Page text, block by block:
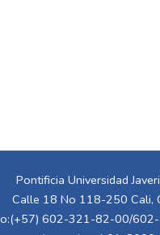
inadecuada,
planificación.
de gestión de
Pontificia Universidad
Calle 18 No 118-250 Cali,
602-321-82-00/